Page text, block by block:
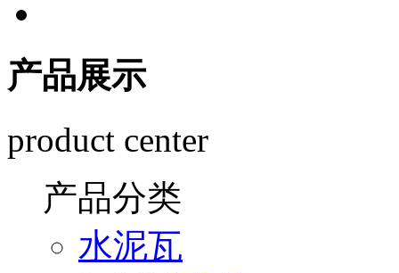
产品展示
product center
产品分类
水泥瓦